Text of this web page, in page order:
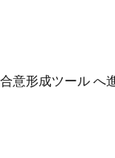
意形成ツール へ